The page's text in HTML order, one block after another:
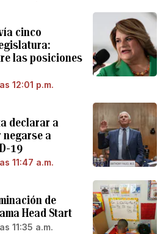
cinco
las posiciones
12:01 p.m.
declarar a
negarse a
19
11:47 a.m.
de
Head Start
11:35 a.m.